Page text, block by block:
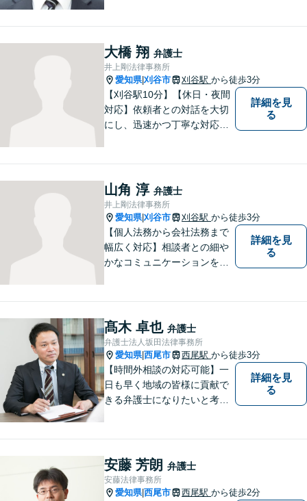
ることはございません。元警
察官の経験を活かした交通事
故事案対応もいたします。
大橋 翔 弁護士
井上剛法律事務所
愛知県|刈谷市 刈谷駅 から徒歩3分
【刈谷駅10分】【休日・夜間
対応】依頼者との対話を大切
にし、迅速かつ丁寧な対応を
サービスを提供。【駐車場完
備】
詳細を見
る
山角 淳 弁護士
井上剛法律事務所
愛知県|刈谷市 刈谷駅 から徒歩3分
【個人法務から会社法務まで
幅広く対応】相談者との細や
かなコミュニケーションを大
ら、お早めにご相談くださ
い。【JR在来線「刈谷駅」4
分】【駐車場あり】
詳細を見
る
髙木 卓也 弁護士
弁護士法人坂田法律事務所
愛知県|西尾市 西尾駅 から徒歩3分
【時間外相談の対応可能】一
日も早く地域の皆様に貢献で
きる弁護士になりたいと考え
ださい
詳細を見
る
安藤 芳朗 弁護士
安藤法律事務所
愛知県|西尾市 西尾駅 から徒歩2分